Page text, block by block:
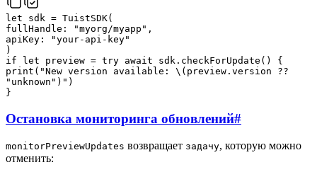
let sdk = TuistSDK(
fullHandle : "myorg/myapp " ,
apiKey : "your-api-key"
)
if
let preview = try await sdk . checkForUpdate ( )
{
print ( "New version available: \( preview . version
??
" unknown " ) " )
}
Остановка мониторинга обновлений#
monitorPreviewUpdates возвращает задачу, которую можно
отменить: